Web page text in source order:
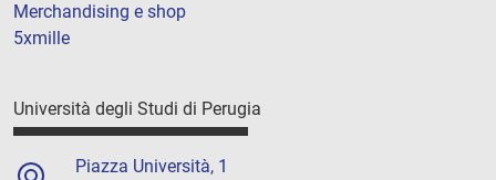
Merchandising e shop
5xmille
Università degli Studi di Perugia
Piazza Università, 1